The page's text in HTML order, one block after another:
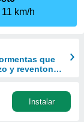
11 km/h
que
y reventones
Instalar